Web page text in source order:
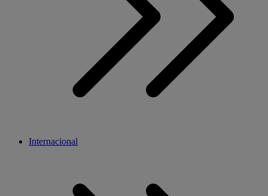
Internacional